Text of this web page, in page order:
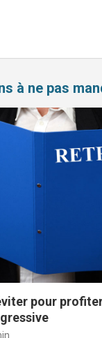
à ne pas
pour